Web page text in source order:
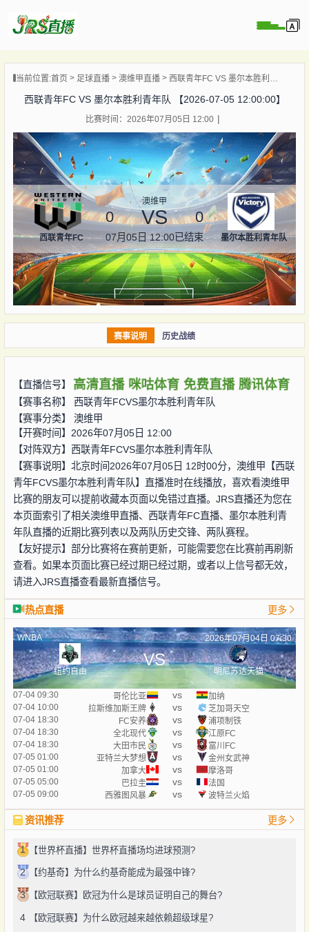
播
像
讯
直播
当前位置:首页 足球直播 澳维甲直播 西联青年FC VS 墨尔本胜利青年队 【2026-07-05 12:00:00】
西联青年FC VS 墨尔本胜利青年队 【2026-07-05 12:00:00】
比赛时间：2026年07月05日 12:00
西联青年FC
澳维甲
0 VS 0
07月05日 12:00已结束 墨尔本胜利青年队
赛事说明 历史战绩
【直播信号】 高清直播 咪咕体育 免费直播 腾讯体育
【赛事名称】 西联青年FCVS墨尔本胜利青年队
【赛事分类】 澳维甲
【开赛时间】2026年07月05日 12:00
【对阵双方】 西联青年FCVS墨尔本胜利青年队
【赛事说明】北京时间2026年07月05日 12时00分，澳维甲【西联
青年FCVS墨尔本胜利青年队】直播准时在线播放，喜欢看澳维甲
比赛的朋友可以提前收藏本页面以免错过直播。JRS直播还为您在
本页面索引了相关澳维甲直播、西联青年FC直播、墨尔本胜利青
年队直播的近期比赛列表以及两队历史交锋、两队赛程。
【友好提示】部分比赛将在赛前更新，可能需要您在比赛前再刷新
查看。如果本页面比赛已经过期已经过期，或者以上信号都无效，
请进入JRS直播查看最新直播信号。
热点直播 更多
WNBA 2026年07月04日 07:30
纽约自由
VS
明尼苏达天猫
07-04 09:30 哥伦比亚 vs
加纳
07-04 10:00
拉斯维加斯王牌 vs
芝加哥天空
07-04 18:30
FC安养 vs
浦项制铁
07-04 18:30
全北现代 vs
江原FC
07-04 18:30
大田市民 vs
富川FC
07-05 01:00
亚特兰大梦想 vs
金州女武神
07-05 01:00
加拿大 vs
摩洛哥
07-05 05:00
巴拉圭 vs
法国
07-05 09:00
西雅图风暴 vs 波特兰火焰
资讯推荐 更多
1 【世界杯直播】世界杯直播场均进球预测?
2 【约基奇】为什么约基奇能成为最强中锋?
3 【欧冠联赛】欧冠为什么是球员证明自己的舞台?
4 【欧冠联赛】为什么欧冠越来越依赖超级球星?